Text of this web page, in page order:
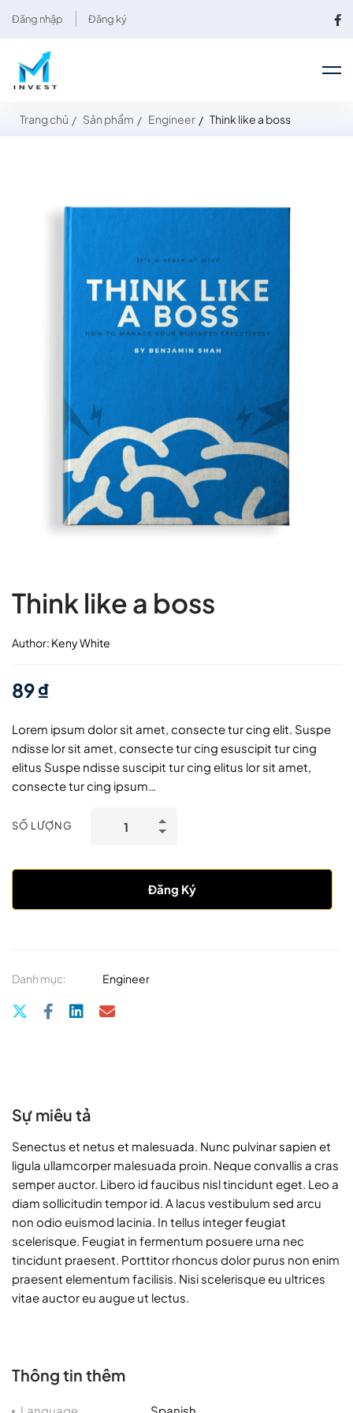
Đăng nhập Đăng ký
Trang chủ Sản phẩm Engineer Think like a boss
Think like a boss
Author: Keny White
89₫
Lorem ipsum dolor sit amet, consecte tur cing elit. Suspe
ndisse lor sit amet, consecte tur cing esuscipit tur cing
elitus Suspe ndisse suscipit tur cing elitus lor sit amet,
consecte tur cing ipsum…
SỐ LƯỢNG
Đăng Ký
Danh mục: Engineer
Sự miêu tả
Senectus et netus et malesuada. Nunc pulvinar sapien et
ligula ullamcorper malesuada proin. Neque convallis a cras
semper auctor. Libero id faucibus nisl tincidunt eget. Leo a
diam sollicitudin tempor id. A lacus vestibulum sed arcu
non odio euismod lacinia. In tellus integer feugiat
scelerisque. Feugiat in fermentum posuere urna nec
tincidunt praesent. Porttitor rhoncus dolor purus non enim
praesent elementum facilisis. Nisi scelerisque eu ultrices
vitae auctor eu augue ut lectus.
Thông tin thêm